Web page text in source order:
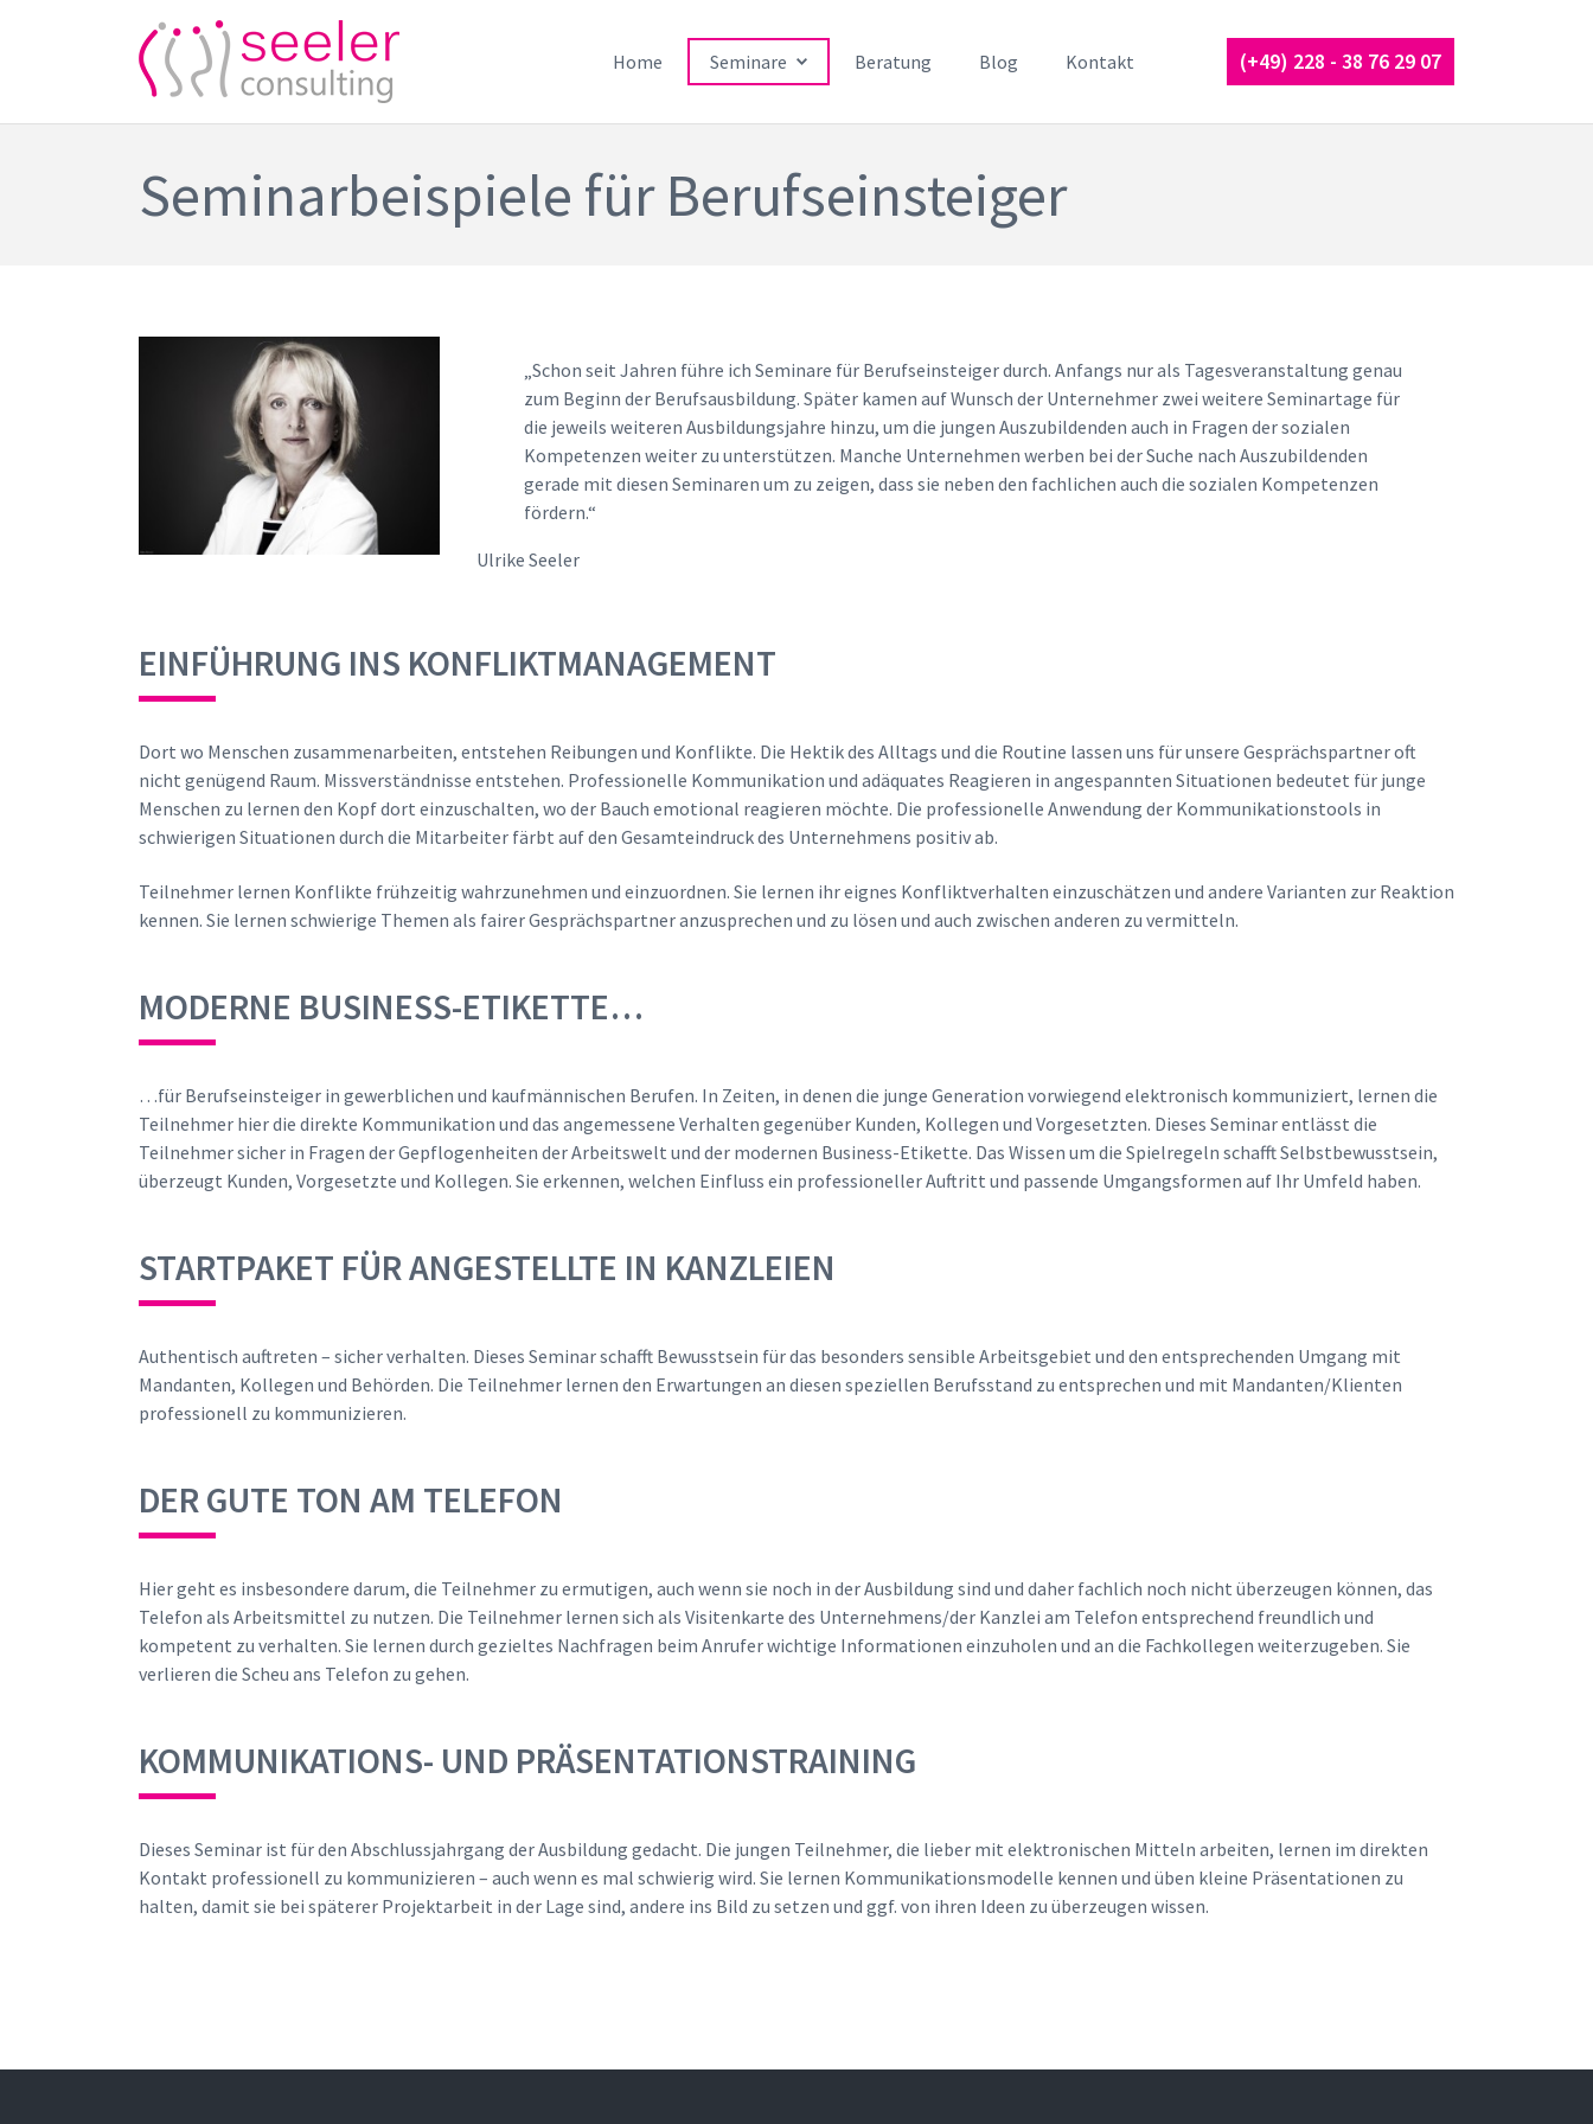
Home Seminare Beratung Blog Kontakt (+49) 228 - 38 76 29 07
Seminarbeispiele für Berufseinsteiger
„Schon seit Jahren führe ich Seminare für Berufseinsteiger durch. Anfangs nur als Tagesveranstaltung genau
zum Beginn der Berufsausbildung. Später kamen auf Wunsch der Unternehmer zwei weitere Seminartage für
die jeweils weiteren Ausbildungsjahre hinzu, um die jungen Auszubildenden auch in Fragen der sozialen
Kompetenzen weiter zu unterstützen. Manche Unternehmen werben bei der Suche nach Auszubildenden
gerade mit diesen Seminaren um zu zeigen, dass sie neben den fachlichen auch die sozialen Kompetenzen
fördern.“
Ulrike Seeler
EINFÜHRUNG INS KONFLIKTMANAGEMENT
Dort wo Menschen zusammenarbeiten, entstehen Reibungen und Konflikte. Die Hektik des Alltags und die Routine lassen uns für unsere Gesprächspartner oft
nicht genügend Raum. Missverständnisse entstehen. Professionelle Kommunikation und adäquates Reagieren in angespannten Situationen bedeutet für junge
Menschen zu lernen den Kopf dort einzuschalten, wo der Bauch emotional reagieren möchte. Die professionelle Anwendung der Kommunikationstools in
schwierigen Situationen durch die Mitarbeiter färbt auf den Gesamteindruck des Unternehmens positiv ab.
Teilnehmer lernen Konflikte frühzeitig wahrzunehmen und einzuordnen. Sie lernen ihr eignes Konfliktverhalten einzuschätzen und andere Varianten zur Reaktion
kennen. Sie lernen schwierige Themen als fairer Gesprächspartner anzusprechen und zu lösen und auch zwischen anderen zu vermitteln.
MODERNE BUSINESS-ETIKETTE…
…für Berufseinsteiger in gewerblichen und kaufmännischen Berufen. In Zeiten, in denen die junge Generation vorwiegend elektronisch kommuniziert, lernen die
Teilnehmer hier die direkte Kommunikation und das angemessene Verhalten gegenüber Kunden, Kollegen und Vorgesetzten. Dieses Seminar entlässt die
Teilnehmer sicher in Fragen der Gepflogenheiten der Arbeitswelt und der modernen Business-Etikette. Das Wissen um die Spielregeln schafft Selbstbewusstsein,
überzeugt Kunden, Vorgesetzte und Kollegen. Sie erkennen, welchen Einfluss ein professioneller Auftritt und passende Umgangsformen auf Ihr Umfeld haben.
STARTPAKET FÜR ANGESTELLTE IN KANZLEIEN
Authentisch auftreten – sicher verhalten. Dieses Seminar schafft Bewusstsein für das besonders sensible Arbeitsgebiet und den entsprechenden Umgang mit
Mandanten, Kollegen und Behörden. Die Teilnehmer lernen den Erwartungen an diesen speziellen Berufsstand zu entsprechen und mit Mandanten/Klienten
professionell zu kommunizieren.
DER GUTE TON AM TELEFON
Hier geht es insbesondere darum, die Teilnehmer zu ermutigen, auch wenn sie noch in der Ausbildung sind und daher fachlich noch nicht überzeugen können, das
Telefon als Arbeitsmittel zu nutzen. Die Teilnehmer lernen sich als Visitenkarte des Unternehmens/der Kanzlei am Telefon entsprechend freundlich und
kompetent zu verhalten. Sie lernen durch gezieltes Nachfragen beim Anrufer wichtige Informationen einzuholen und an die Fachkollegen weiterzugeben. Sie
verlieren die Scheu ans Telefon zu gehen.
KOMMUNIKATIONS- UND PRÄSENTATIONSTRAINING
Dieses Seminar ist für den Abschlussjahrgang der Ausbildung gedacht. Die jungen Teilnehmer, die lieber mit elektronischen Mitteln arbeiten, lernen im direkten
Kontakt professionell zu kommunizieren – auch wenn es mal schwierig wird. Sie lernen Kommunikationsmodelle kennen und üben kleine Präsentationen zu
halten, damit sie bei späterer Projektarbeit in der Lage sind, andere ins Bild zu setzen und ggf. von ihren Ideen zu überzeugen wissen.